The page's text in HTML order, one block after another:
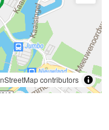
contributors